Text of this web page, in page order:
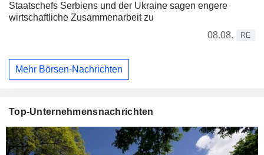
Staatschefs Serbiens und der Ukraine sagen engere
wirtschaftliche Zusammenarbeit zu
08.08.
RE
Mehr Börsen-Nachrichten
Top-Unternehmensnachrichten